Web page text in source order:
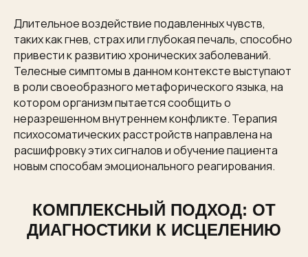
Длительное воздействие подавленных чувств,
таких как гнев, страх или глубокая печаль, способно
привести к развитию хронических заболеваний.
Телесные симптомы в данном контексте выступают
в роли своеобразного метафорического языка, на
котором организм пытается сообщить о
неразрешенном внутреннем конфликте. Терапия
психосоматических расстройств направлена на
расшифровку этих сигналов и обучение пациента
новым способам эмоционального реагирования.
КОМПЛЕКСНЫЙ ПОДХОД: ОТ
ДИАГНОСТИКИ К ИСЦЕЛЕНИЮ